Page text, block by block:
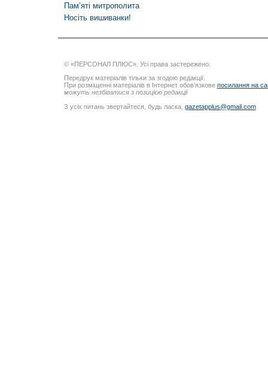
Пам’яті митрополита
Носіть вишиванки!
© «ПЕРСОНАЛ ПЛЮС». Усі права застережено.
Передрук матеріалів тільки за згодою редакції.
При розміщенні матеріалів в Інтернет обов’язкове посилання на
можуть незбігатися з позицією редакції
З усіх питань звертайтеся, будь ласка, gazetapplus@gmail.com